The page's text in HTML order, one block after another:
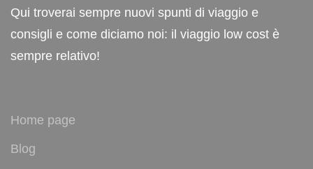
Qui troverai sempre nuovi spunti di viaggio e
consigli e come diciamo noi: il viaggio low cost è
sempre relativo!
Home page
Blog